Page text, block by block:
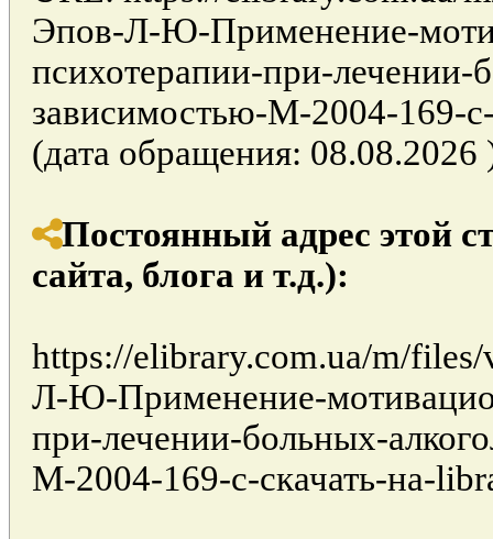
Эпов-Л-Ю-Применение-
психотерапии-при-лечении-
зависимостью-М-2004-169-
(дата обращения: 08.08.2026
Постоянный адрес этой
сайта, блога и т.д.):
https://elibrary.com.ua/m/
Л-Ю-Применение-
при-лечении-больных-
М-2004-169-с-скачать-на-